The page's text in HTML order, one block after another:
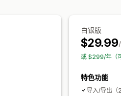
白银版
$29.99
或 $299/年（
特色功能
导入/导出（